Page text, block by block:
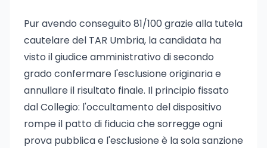
Pur avendo conseguito 81/100 grazie alla tutela
cautelare del TAR Umbria, la candidata ha
visto il giudice amministrativo di secondo
grado confermare l'esclusione originaria e
annullare il risultato finale. Il principio fissato
dal Collegio: l'occultamento del dispositivo
rompe il patto di fiducia che sorregge ogni
prova pubblica e l'esclusione è la sola sanzione